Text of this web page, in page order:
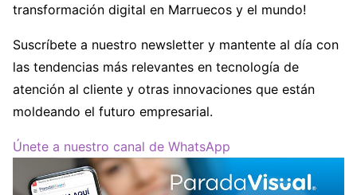
transformación digital en Marruecos y el mundo!
Suscríbete a nuestro newsletter y mantente al día con
las tendencias más relevantes en tecnología de
atención al cliente y otras innovaciones que están
moldeando el futuro empresarial.
Únete a nuestro canal de WhatsApp